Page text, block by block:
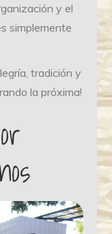
y el
simplemente
tradición y
la próxima!